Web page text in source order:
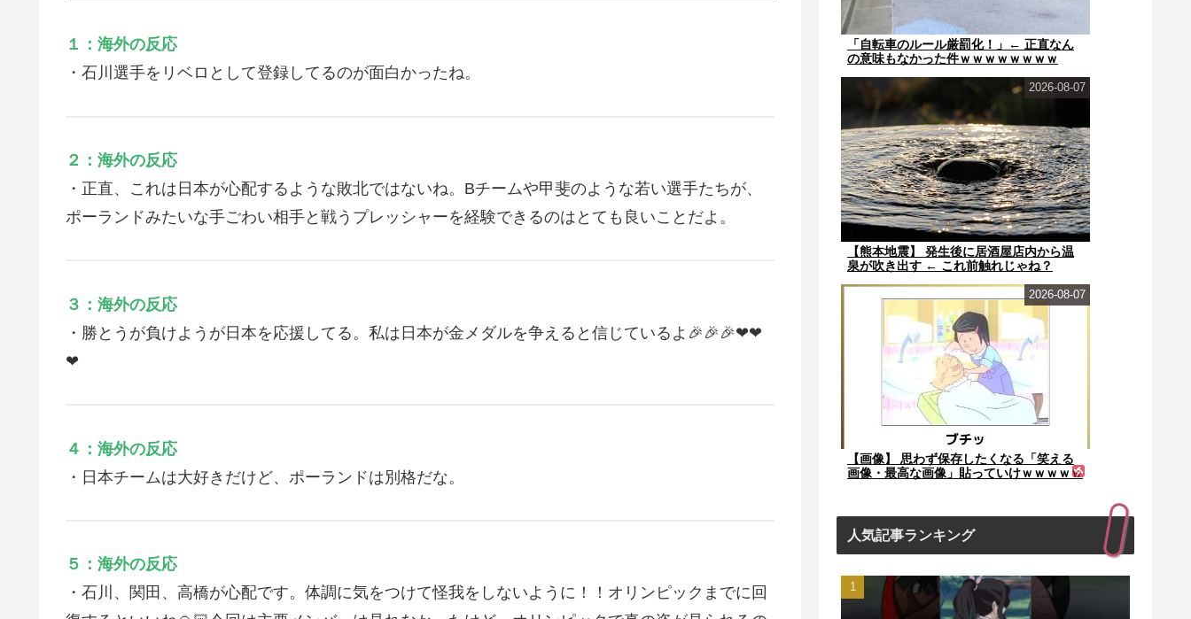
１：海外の反応
・石川選手をリベロとして登録してるのが面白かったね。
２：海外の反応
・正直、これは日本が心配するような敗北ではないね。Bチームや甲斐のような若い選手たちが、
ポーランドみたいな手ごわい相手と戦うプレッシャーを経験できるのはとても良いことだよ。
３：海外の反応
・勝とうが負けようが日本を応援してる。私は日本が金メダルを争えると信じているよ🎉🎉🎉❤❤
❤
４：海外の反応
・日本チームは大好きだけど、ポーランドは別格だな。
５：海外の反応
・石川、関田、高橋が心配です。体調に気をつけて怪我をしないように！！オリンピックまでに回
「自転車のルール厳罰化！」← 正直なん
の意味もなかった件ｗｗｗｗｗｗｗｗ
【熊本地震】 発生後に居酒屋店内から温
泉が吹き出す ← これ前触れじゃね？
2026-08-07
【画像】 思わず保存したくなる「笑える
画像・最高な画像」貼っていけｗｗｗｗｗ
2026-08-07
人気記事ランキング